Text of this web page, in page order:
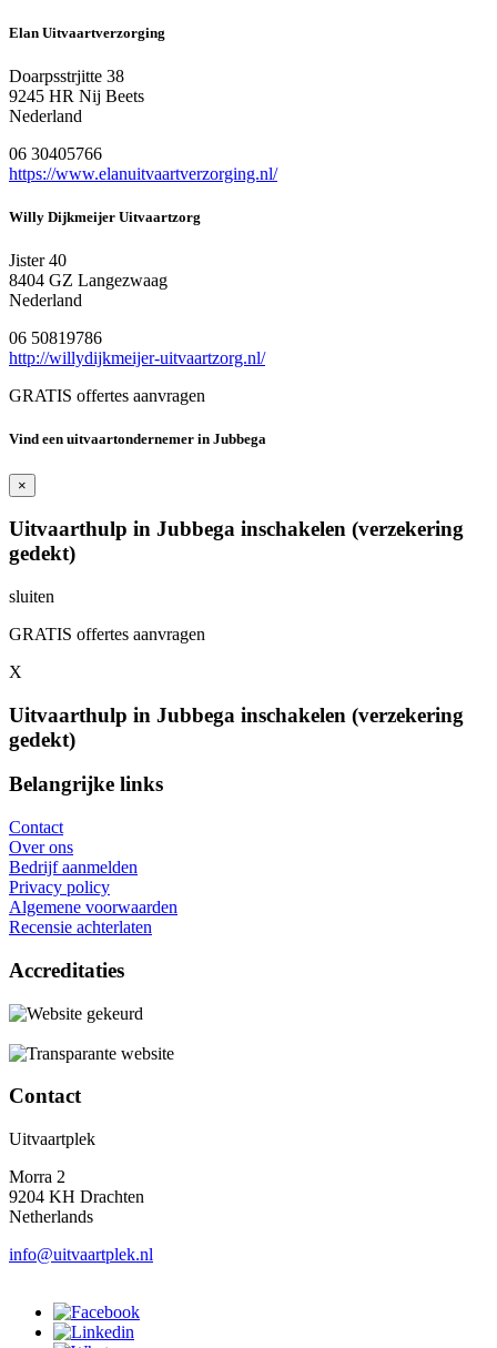
Elan Uitvaartverzorging
Doarpsstrjitte 38
9245 HR Nij Beets
Nederland
06 30405766
https://www.elanuitvaartverzorging.nl/
Willy Dijkmeijer Uitvaartzorg
Jister 40
8404 GZ Langezwaag
Nederland
06 50819786
http://willydijkmeijer-uitvaartzorg.nl/
GRATIS offertes aanvragen
Vind een uitvaartondernemer in Jubbega
×
Uitvaarthulp in Jubbega inschakelen (verzekering
gedekt)
sluiten
GRATIS offertes aanvragen
X
Uitvaarthulp in Jubbega inschakelen (verzekering
gedekt)
Belangrijke links
Contact
Over ons
Bedrijf aanmelden
Privacy policy
Algemene voorwaarden
Recensie achterlaten
Accreditaties
Contact
Uitvaartplek
Morra 2
9204 KH Drachten
Netherlands
info@uitvaartplek.nl